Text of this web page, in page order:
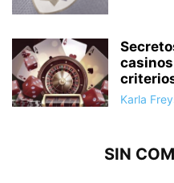
Karla
SIN